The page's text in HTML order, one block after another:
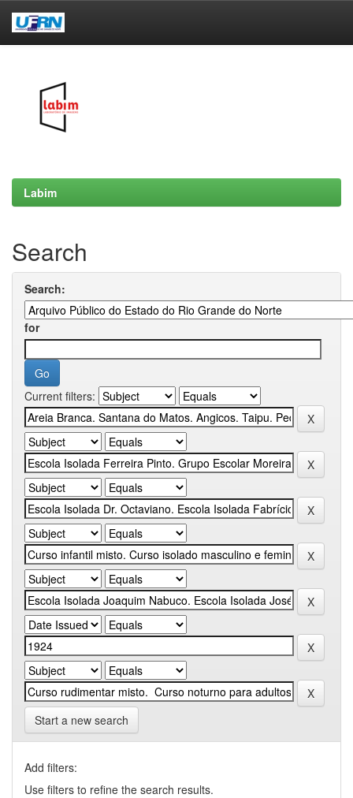
Labim
Search
Search:
for
Current filters:
Start a new search
Add filters:
Use filters to refine the search results.